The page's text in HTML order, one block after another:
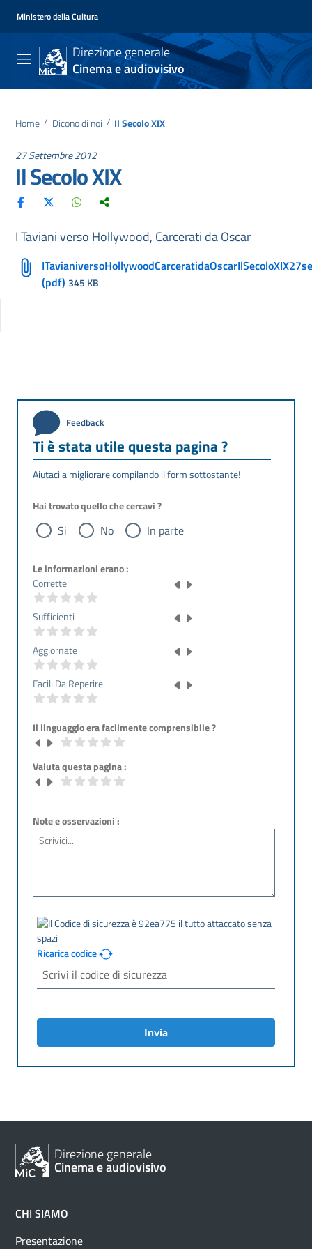
Ministero della Cultura
Direzione generale
Cinema e audiovisivo
Home / Dicono di noi / Il Secolo XIX
27 Settembre 2012
Il Secolo XIX
I Taviani verso Hollywood, Carcerati da Oscar
(pdf) 345 KB
Feedback
Ti è stata utile questa pagina ?
Aiutaci a migliorare compilando il form sottostante!
Hai trovato quello che cercavi ?
Si No In parte
Le informazioni erano :
Corrette
Sufficienti
Aggiornate
Facili Da Reperire
Il linguaggio era facilmente comprensibile ?
Valuta questa pagina :
Note e osservazioni :
Ricarica codice
Invia
Direzione generale
Cinema e audiovisivo
CHI SIAMO
Presentazione